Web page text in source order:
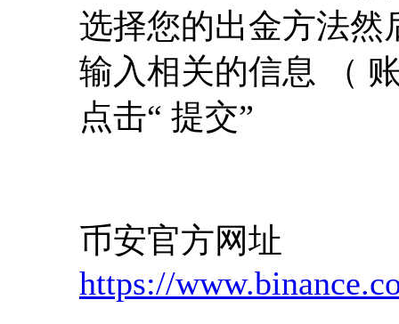
选择您的出金方法然
输入相关的信息 （
点击“ 提交”
币安官方网址
https://